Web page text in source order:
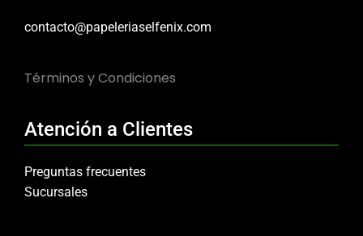
contacto@papeleriaselfenix.com
Términos y Condiciones
Atención a Clientes
Preguntas frecuentes
Sucursales